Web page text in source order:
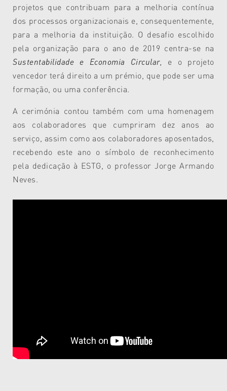
projetos que contribuam para a melhoria contínua
dos processos organizacionais e, consequentemente,
para a melhoria da instituição. O desafio escolhido
pela organização para o ano de 2019 centra-se na
Sustentabilidade e Economia Circular, e o projeto
vencedor terá direito a um prémio, que pode ser uma
formação, ou uma conferência.
A cerimónia contou também com uma homenagem
aos colaboradores que cumpriram dez anos ao
serviço, assim como aos colaboradores aposentados,
recebendo este ano o símbolo de reconhecimento
pela dedicação à ESTG, o professor Jorge Armando
Neves.